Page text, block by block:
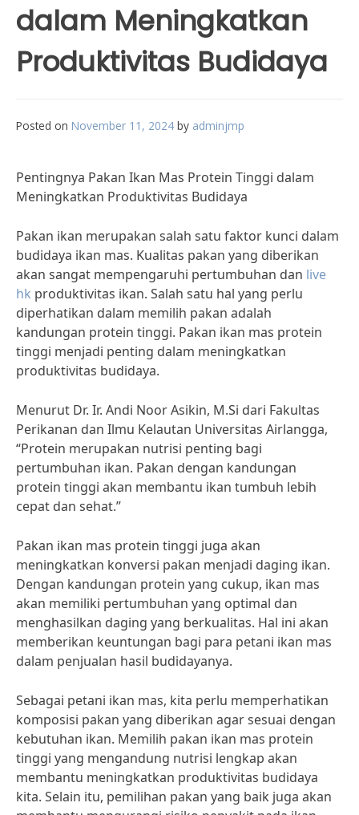
dalam Meningkatkan
Produktivitas Budidaya
Posted on November 11, 2024 by adminjmp
Pentingnya Pakan Ikan Mas Protein Tinggi dalam
Meningkatkan Produktivitas Budidaya
Pakan ikan merupakan salah satu faktor kunci dalam
budidaya ikan mas. Kualitas pakan yang diberikan
akan sangat mempengaruhi pertumbuhan dan live
hk produktivitas ikan. Salah satu hal yang perlu
diperhatikan dalam memilih pakan adalah
kandungan protein tinggi. Pakan ikan mas protein
tinggi menjadi penting dalam meningkatkan
produktivitas budidaya.
Menurut Dr. Ir. Andi Noor Asikin, M.Si dari Fakultas
Perikanan dan Ilmu Kelautan Universitas Airlangga,
“Protein merupakan nutrisi penting bagi
pertumbuhan ikan. Pakan dengan kandungan
protein tinggi akan membantu ikan tumbuh lebih
cepat dan sehat.”
Pakan ikan mas protein tinggi juga akan
meningkatkan konversi pakan menjadi daging ikan.
Dengan kandungan protein yang cukup, ikan mas
akan memiliki pertumbuhan yang optimal dan
menghasilkan daging yang berkualitas. Hal ini akan
memberikan keuntungan bagi para petani ikan mas
dalam penjualan hasil budidayanya.
Sebagai petani ikan mas, kita perlu memperhatikan
komposisi pakan yang diberikan agar sesuai dengan
kebutuhan ikan. Memilih pakan ikan mas protein
tinggi yang mengandung nutrisi lengkap akan
membantu meningkatkan produktivitas budidaya
kita. Selain itu, pemilihan pakan yang baik juga akan